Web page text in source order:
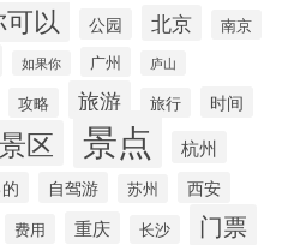
以 公园 北京
南京
如果你 广州 庐山
攻略 旅游 旅行 时间
景区 景点 杭州
自驾游 苏州 西安
费用 重庆 长沙 门票